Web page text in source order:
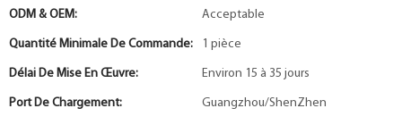
ODM & OEM: Acceptable
Quantité Minimale De Commande: 1 pièce
Délai De Mise En Œuvre: Environ 15 à 35 jours
Port De Chargement: Guangzhou/ShenZhen